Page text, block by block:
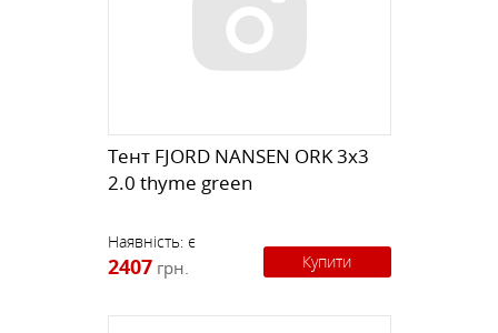
Тент FJORD NANSEN ORK 3x3
2.0 thyme green
Наявність: є
2407 грн. Купити